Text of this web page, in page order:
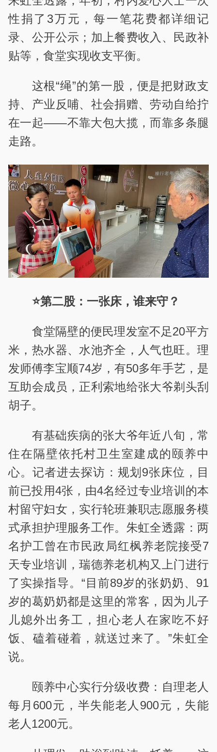
性捐了3万元，每一笔花费都详细记
录、公开公示；加上餐费收入、民政补
贴等，食堂实现收支平衡。
这根“绳”的第一股，便是把财政支
持、产业反哺、社会捐赠、劳动自给拧
在一起——不靠大包大揽，而靠多条腿
走路。
⭐第二股：一张床，谁来守？
食堂隔壁的便民理发室不足20平方
米，热水器、水池齐全，人气也旺。理
发师傅李宝顺74岁，有50多年手艺，是
互助会成员，正利索地给张大爷剃头刮
胡子。
有基础疾病的张大爷年近八旬，常
住在隔壁依托村卫生室建成的颐养中
心。记者进去探访：规划9张床位，目
前已投用4张，由4名经过专业培训的本
村留守妇女，实行轮班兼职志愿服务模
式承担护理服务工作。朱虹全透露：两
名护工曾在市民政局红枫养老院接受7
天专业培训，瑞德养老机构又上门进行
了实操指导。“目前89岁的张奶奶、91
岁的葛奶奶都是这里的常客，因为儿子
儿媳外出务工，担心老人在家吃不好
饭、磕着碰着，就送过来了。”朱虹全
说。
颐养中心实行分级收费：自理老人
每月600元，半失能老人900元，失能
老人1200元。